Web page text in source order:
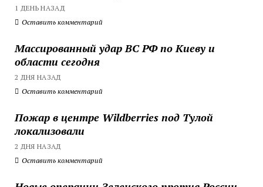
1 ДЕНЬ НАЗАД
Оставить комментарий
Массированный удар ВС РФ по Киеву и
области сегодня
2 ДНЯ НАЗАД
Оставить комментарий
Пожар в центре Wildberries под Тулой
локализовали
2 ДНЯ НАЗАД
Оставить комментарий